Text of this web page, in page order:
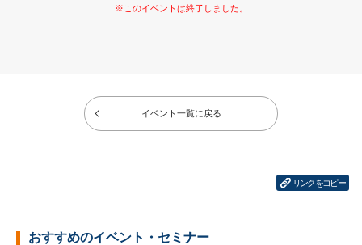
イベント一覧に戻る
リンクをコピー
おすすめのイベント・セミナー